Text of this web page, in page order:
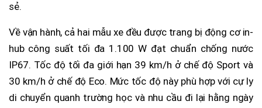
sẻ.
Về vận hành, cả hai mẫu xe đều được trang bị động cơ in-
hub công suất tối đa 1.100 W đạt chuẩn chống nước
IP67. Tốc độ tối đa giới hạn 39 km/h ở chế độ Sport và
30 km/h ở chế độ Eco. Mức tốc độ này phù hợp với cự ly
di chuyển quanh trường học và nhu cầu đi lại hằng ngày